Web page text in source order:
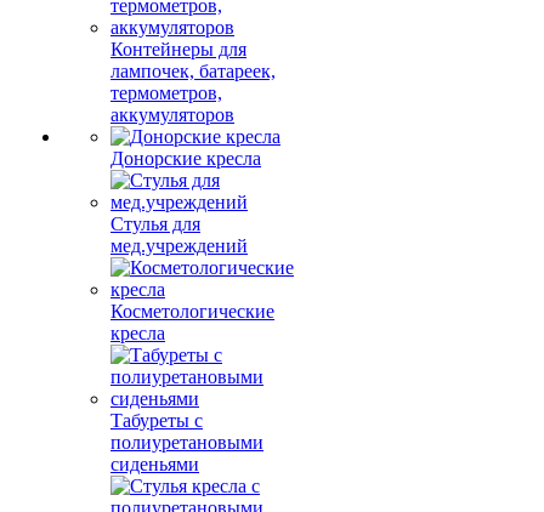
Контейнеры для
лампочек, батареек,
термометров,
аккумуляторов
Донорские кресла
Стулья для
мед.учреждений
Косметологические
кресла
Табуреты с
полиуретановыми
сиденьями